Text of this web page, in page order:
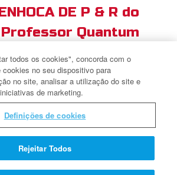
DE P & R do
Professor Quantum
fé?
AQUI PARA DESCOBRIR A
RESPOSTA >>>
todos os cookies", concorda com o
cookies no seu dispositivo para
no site, analisar a utilização do site e
de marketing.
Definições de cookies
Rejeitar Todos